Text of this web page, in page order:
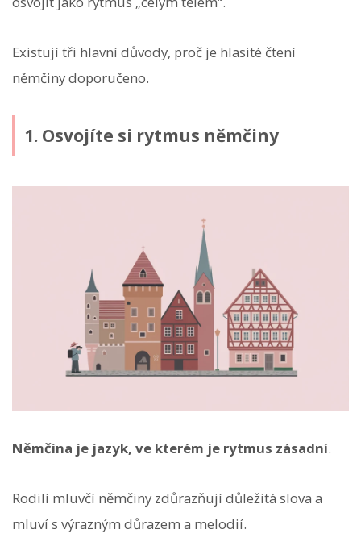
Existují tři hlavní důvody, proč je hlasité čtení
němčiny doporučeno.
1. Osvojíte si rytmus němčiny
Němčina je jazyk, ve kterém je rytmus zásadní.
Rodilí mluvčí němčiny zdůrazňují důležitá slova a
mluví s výrazným důrazem a melodií.